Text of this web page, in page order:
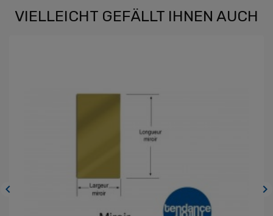
VIELLEICHT GEFÄLLT IHNEN AUCH
 